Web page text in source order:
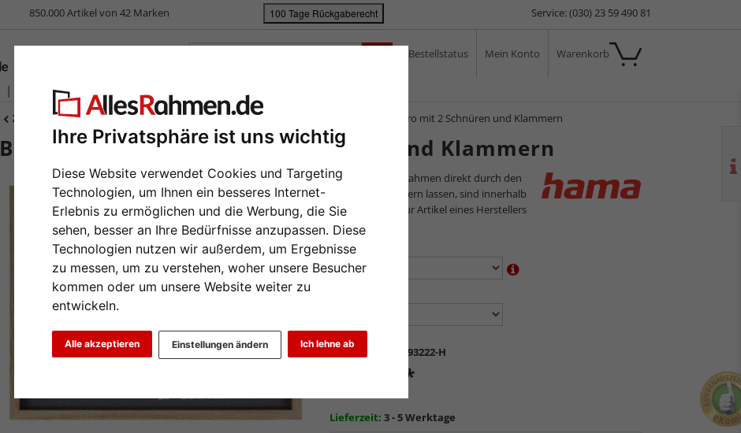
Ihre Privatsphäre ist uns wichtig
Diese Website verwendet Cookies und Targeting
Technologien, um Ihnen ein besseres Internet-
Erlebnis zu ermöglichen und die Werbung, die Sie
sehen, besser an Ihre Bedürfnisse anzupassen. Diese
Technologien nutzen wir außerdem, um Ergebnisse
zu messen, um zu verstehen, woher unsere Besucher
kommen oder um unsere Website weiter zu
entwickeln.
Alle akzeptieren Ich lehne ab
Einstellungen ändern
850.000 Artikel von 42 Marken 100 Tage Rückgaberecht Service: (030) 23 59 490 81
Bestellstatus Mein Konto Warenkorb
Marken
Zurück |Bilderrahmen-Shop Bilderrahmen Galerierahmen Bilderrahmen Muro mit 2 Schnüren und Klammern
Bilderrahmen Muro mit 2 Schnüren und Klammern
Da wir die Bilderrahmen direkt durch den
Hersteller ausliefern lassen, sind innerhalb
eines Auftrags nur Artikel eines Herstellers
möglich.
Format wählen:
Art.-Nr.: HAM-193222-H
*
Lieferzeit: 3 - 5 Werktage